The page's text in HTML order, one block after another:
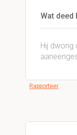
Wat deed
Hij dwong
Rapporteer